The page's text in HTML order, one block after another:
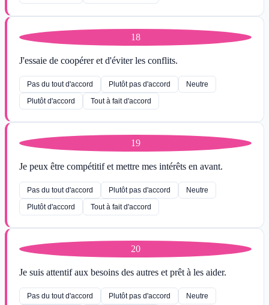
18
J'essaie de coopérer et d'éviter les conflits.
Pas du tout d'accord Plutôt pas d'accord
Neutre
Plutôt d'accord
Tout à fait d'accord
19
Je peux être compétitif et mettre mes intérêts en avant.
Pas du tout d'accord Plutôt pas d'accord
Neutre
Plutôt d'accord
Tout à fait d'accord
20
Je suis attentif aux besoins des autres et prêt à les aider.
Pas du tout d'accord Plutôt pas d'accord
Neutre